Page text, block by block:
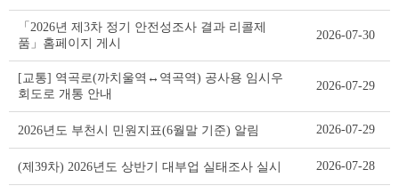
「2026년 제3차 정기 안전성조사 결과 리콜제
품」홈페이지 게시
2026-07-30
[교통] 역곡로(까치울역↔역곡역) 공사용 임시우
회도로 개통 안내
2026-07-29
2026년도 부천시 민원지표(6월말 기준) 알림 2026-07-29
(제39차) 2026년도 상반기 대부업 실태조사 실시 2026-07-28